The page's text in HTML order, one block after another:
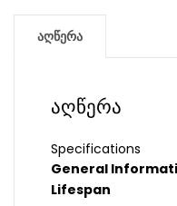
აღწერა
აღწერა
Specifications
General
Lifespan